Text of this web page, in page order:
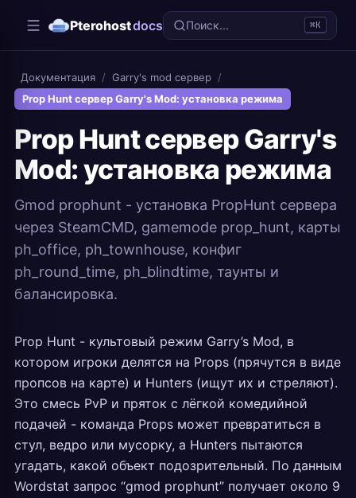
Pterohostdocs Поиск... ⌘K
Документация / Garry's mod сервер /
Prop Hunt сервер Garry's Mod: установка режима
Prop Hunt сервер Garry's
Mod: установка режима
Gmod prophunt - установка PropHunt сервера
через SteamCMD, gamemode prop_hunt, карты
ph_office, ph_townhouse, конфиг
ph_round_time, ph_blindtime, таунты и
балансировка.
Prop Hunt - культовый режим Garry’s Mod, в
котором игроки делятся на Props (прячутся в виде
пропсов на карте) и Hunters (ищут их и стреляют).
Это смесь PvP и пряток с лёгкой комедийной
подачей - команда Props может превратиться в
стул, ведро или мусорку, а Hunters пытаются
угадать, какой объект подозрительный. По данным
Wordstat запрос “gmod prophunt” получает около 9